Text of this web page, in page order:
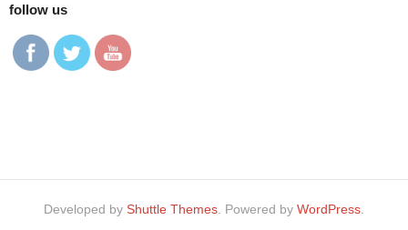
follow us
Developed by Shuttle Themes . Powered by WordPress